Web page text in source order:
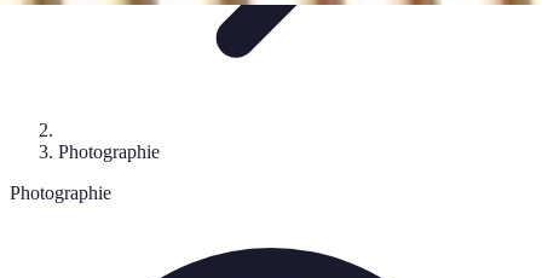
Photographie
Photographie